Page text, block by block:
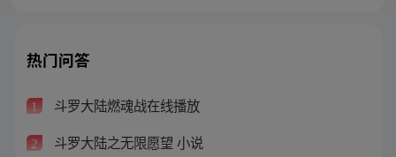
热门问答
1 斗罗大陆燃魂战在线播放
2 斗罗大陆之无限愿望 小说